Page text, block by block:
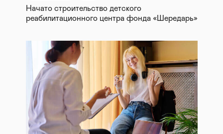
Начато строительство детского
реабилитационного центра фонда «Шередарь»